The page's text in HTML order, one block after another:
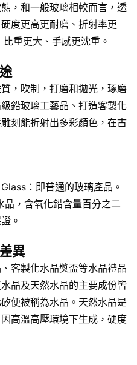
，和一般玻璃相較而言，透
度更高更耐磨、折射率更
重更大、手感更沈重。
，吹制，打磨和拋光，琢磨
鉛玻璃工藝品、打造客製化
刻能折射出多彩顏色，在古
：即普通的玻璃產品。
，含氧化鉛含量百分之二
。
異
客製化水晶獎盃等水晶禮品
晶及天然水晶的主要成份皆
便被稱為水晶。天然水晶是
高溫高壓環境下生成，硬度